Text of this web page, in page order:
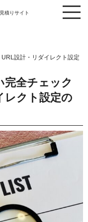
積りサイト
設計・リダイレクト設定
完全チェック
レクト設定の